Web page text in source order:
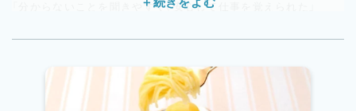
「分からないことを聞きやすく、安心して仕事を覚えられた」
といった声があがっています。
また、先日の社員面談では、
「勤務時間後にしっかりと自分の時間が確保できるので、趣味や勉